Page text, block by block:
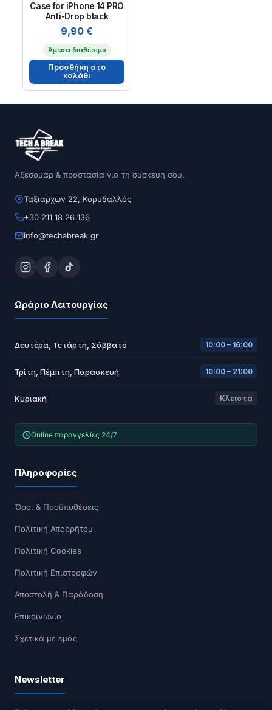
Case for iPhone 14 PRO
Anti-Drop black
9,90€
Άμεσα διαθέσιμο
Προσθήκη στο
καλάθι
Αξεσουάρ & προστασία για τη συσκευή σου.
Ταξιαρχών 22, Κορυδαλλός
+30 211 18 26 136
info@techabreak.gr
Ωράριο Λειτουργίας
Δευτέρα, Τετάρτη, Σάββατο 10:00 – 16:00
Τρίτη, Πέμπτη, Παρασκευή 10:00 – 21:00
Κυριακή Κλειστά
Online παραγγελίες 24/7
Πληροφορίες
Όροι & Προϋποθέσεις
Πολιτική Απορρήτου
Πολιτική Cookies
Πολιτική Επιστροφών
Αποστολή & Παράδοση
Επικοινωνία
Σχετικά με εμάς
Newsletter